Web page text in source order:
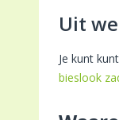
Uit
Je kunt
bieslook